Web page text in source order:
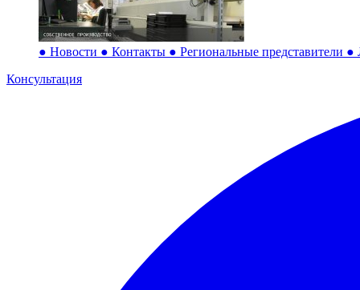
● Новости ● Контакты ● Региональные представители ●
Консультация